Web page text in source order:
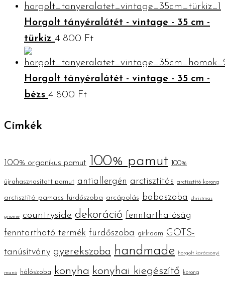
Horgolt tányéralátét - vintage - 35 cm -
türkiz 4 800 Ft
Horgolt tányéralátét - vintage - 35 cm -
bézs 4 800 Ft
Címkék
100% organikus pamut 100% pamut 100%
újrahasznosított pamut antiallergén arctisztítás arctisztító korong
arctisztító pamacs fürdőszoba arcápolás babaszoba christmas
gnome countryside dekoráció fenntarthatóság
fenntartható termék fürdőszoba girlroom
GOTS-
tanúsítvány gyerekszoba handmade horgolt karácsonyi
manó hálószoba konyha konyhai kiegészítő korong